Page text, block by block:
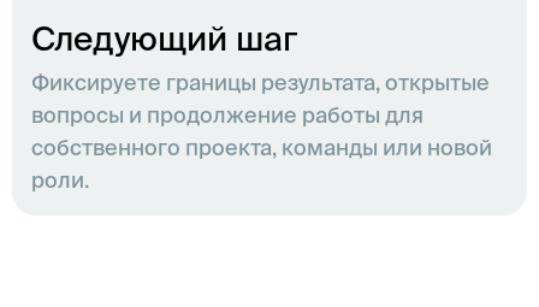
Следующий шаг
Фиксируете границы результата, открытые
вопросы и продолжение работы для
собственного проекта, команды или новой
роли.